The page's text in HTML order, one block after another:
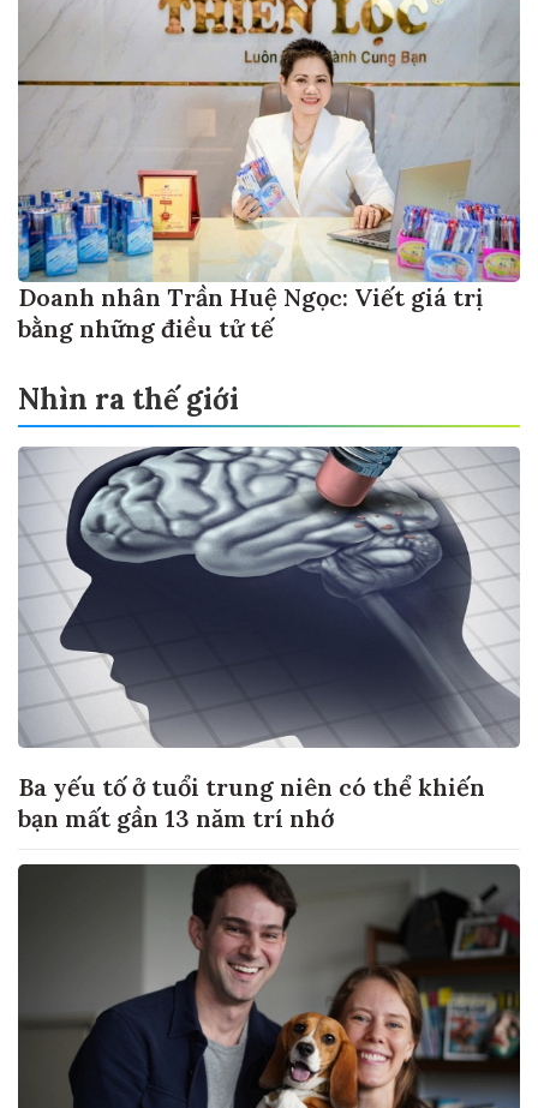
Doanh nhân Trần Huệ Ngọc: Viết giá trị
bằng những điều tử tế
Nhìn ra thế giới
Ba yếu tố ở tuổi trung niên có thể khiến
bạn mất gần 13 năm trí nhớ